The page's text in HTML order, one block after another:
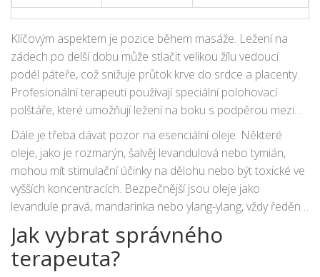
Klíčovým aspektem je pozice během masáže. Ležení na
zádech po delší dobu může stlačit velikou žílu vedoucí
podél páteře, což snižuje průtok krve do srdce a placenty.
Profesionální terapeuti používají speciální polohovací
polštáře, které umožňují ležení na boku s podpěrou mezi
koleny a pod břichem, nebo využívají masážní stůl s
výřezem pro ležení na břiše (pokud je to komfortní).
Dále je třeba dávat pozor na esenciální oleje. Některé
oleje, jako je rozmarýn, šalvěj levandulová nebo tymián,
mohou mít stimulační účinky na dělohu nebo být toxické ve
vyšších koncentracích. Bezpečnější jsou oleje jako
levandule pravá, mandarinka nebo ylang-ylang, vždy ředěné
v nosném oleji a používané v nízkých koncentracích. Vždy
informujte terapeuta o všech alergii a zdravotních
komplikacích.
Jak vybrat správného
terapeuta?